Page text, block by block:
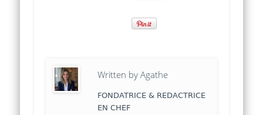
Written byAgathe
FONDATRICE & REDACTRICE
EN CHEF